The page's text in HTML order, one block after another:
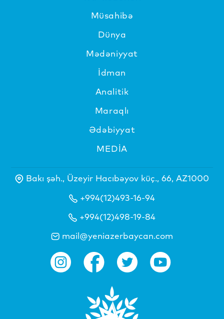
Müsahibə
Dünya
Mədəniyyat
İdman
Analitik
Maraqlı
Ədəbiyyat
MEDİA
Bakı şəh., Üzeyir Hacıbəyov küç., 66, AZ1000
+994(12)493-16-94
+994(12)498-19-84
mail@yeniazerbaycan.com